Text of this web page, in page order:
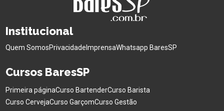
Institucional
Quem SomosPrivacidade ImprensaWhatsapp BaresSP
Cursos BaresSP
Primeira páginaCurso BartenderCurso Barista
Curso CervejaCurso GarçomCurso Gestão